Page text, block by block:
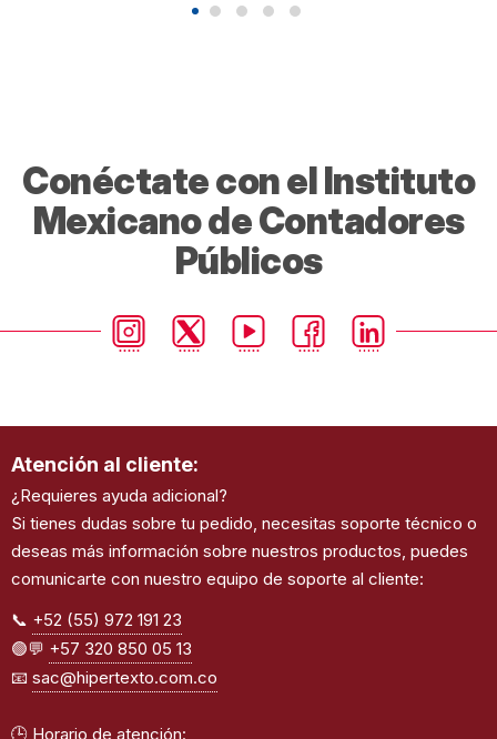
Conéctate con el Instituto
Mexicano de Contadores
Públicos
Atención al cliente:
¿Requieres ayuda adicional?
Si tienes dudas sobre tu pedido, necesitas soporte técnico o
deseas más información sobre nuestros productos, puedes
comunicarte con nuestro equipo de soporte al cliente:
📞 +52 (55) 972 191 23
🟢💬 +57 320 850 05 13
📧 sac@hipertexto.com.co
🕒 Horario de atención: